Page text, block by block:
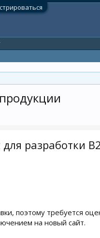
разработки
поэтому требуется
на новый сайт.